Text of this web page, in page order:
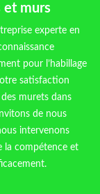
et murs
experte en
pour l’habillage
satisfaction
murets dans
de nous
intervenons
la compétence et